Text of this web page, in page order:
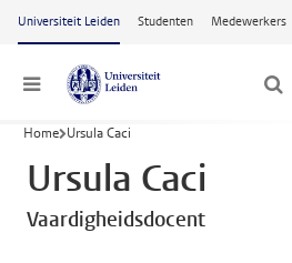
Ga naar hoofdinhoud
Universiteit Leiden Studenten Medewerkers
Menu
Home Ursula Caci
Ursula Caci
Vaardigheidsdocent